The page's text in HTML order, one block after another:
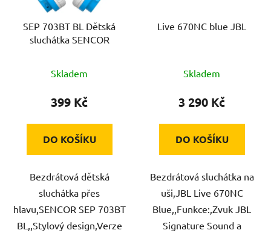
SEP 703BT BL Dětská
sluchátka SENCOR
Skladem
399 Kč
DO KOŠÍKU
Bezdrátová dětská
sluchátka přes
hlavu,SENCOR SEP 703BT
BL,,Stylový design,Verze
Live 670NC blue JBL
Skladem
3 290 Kč
DO KOŠÍKU
Bezdrátová sluchátka na
uši,JBL Live 670NC
Blue,,Funkce:,Zvuk JBL
Signature Sound a